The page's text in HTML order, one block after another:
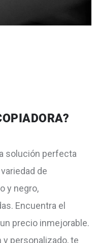
solución perfecta
de
y negro,
Encuentra el
precio inmejorable.
personalizado, te